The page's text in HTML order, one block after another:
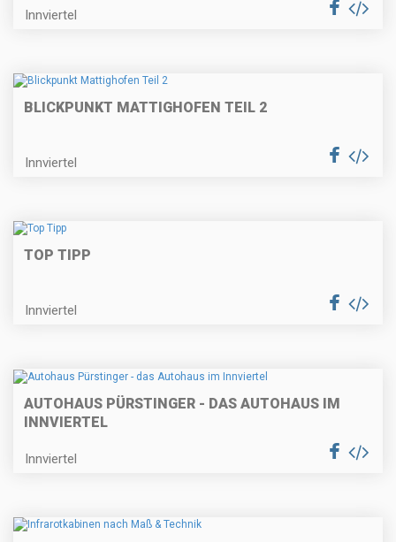
Innviertel
BLICKPUNKT MATTIGHOFEN TEIL 2
Innviertel
TOP TIPP
Innviertel
AUTOHAUS PÜRSTINGER - DAS AUTOHAUS IM
INNVIERTEL
Innviertel